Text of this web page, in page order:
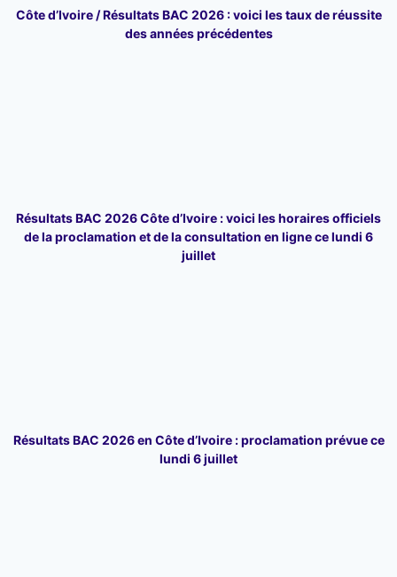
Côte d’Ivoire / Résultats BAC 2026 : voici les taux de réussite
des années précédentes
Résultats BAC 2026 Côte d’Ivoire : voici les horaires officiels
de la proclamation et de la consultation en ligne ce lundi 6
juillet
Résultats BAC 2026 en Côte d’Ivoire : proclamation prévue ce
lundi 6 juillet